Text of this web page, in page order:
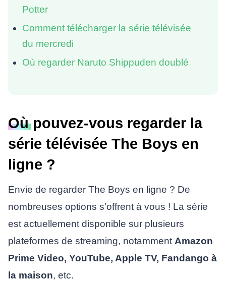
Potter
Comment télécharger la série télévisée
du mercredi
Où regarder Naruto Shippuden doublé
Où pouvez-vous regarder la
série télévisée The Boys en
ligne ?
Envie de regarder The Boys en ligne ? De
nombreuses options s’offrent à vous ! La série
est actuellement disponible sur plusieurs
plateformes de streaming, notamment Amazon
Prime Video, YouTube, Apple TV, Fandango à
la maison, etc.